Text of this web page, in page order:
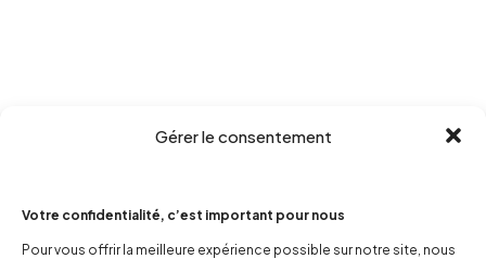
Gérer le consentement
Votre confidentialité, c’est important pour nous
Pour vous offrir la meilleure expérience possible sur notre site, nous